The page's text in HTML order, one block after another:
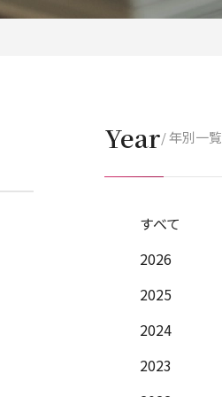
Year/ 年別一覧
すべて
2026
2025
2024
2023